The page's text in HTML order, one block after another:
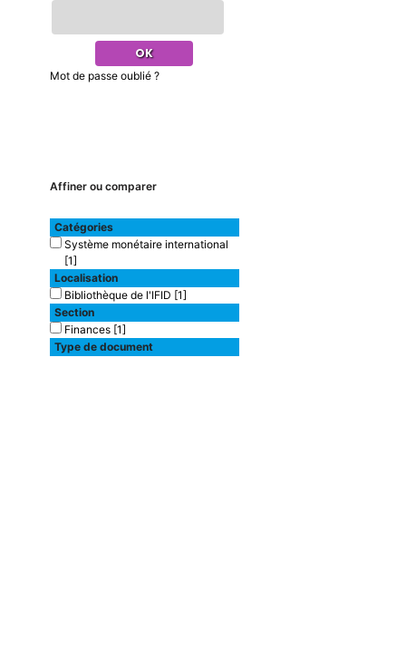
Mot de passe oublié ?
Affiner ou comparer
Catégories
Système monétaire international
[1]
Localisation
Bibliothèque de l'IFID [1]
Section
Finances [1]
Type de document